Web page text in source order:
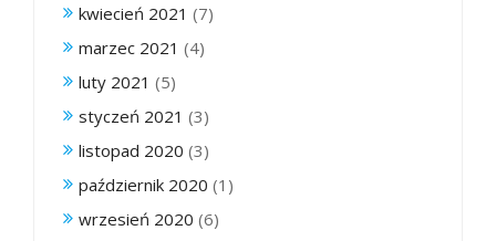
kwiecień 2021 (7)
marzec 2021 (4)
luty 2021 (5)
styczeń 2021 (3)
listopad 2020 (3)
październik 2020 (1)
wrzesień 2020 (6)